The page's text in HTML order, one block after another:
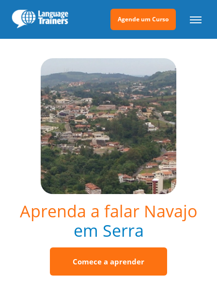
Agende um Curso
Aprenda a falar Navajo
em Serra
Comece a aprender